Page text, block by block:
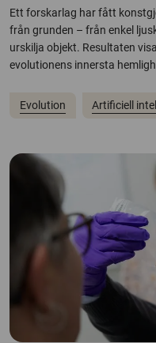
Ett forskarlag har fått
från grunden – från enkel
urskilja objekt. Resultaten
evolutionens innersta
Evolution Artificiell